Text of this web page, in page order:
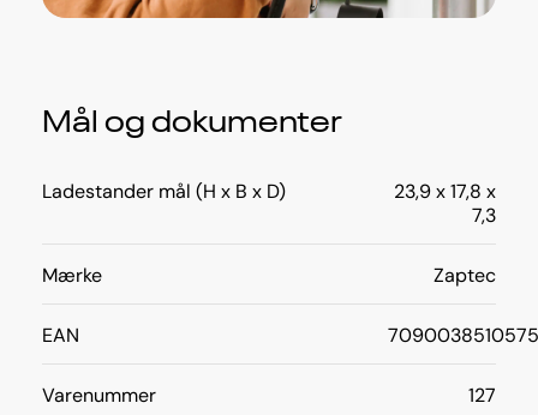
Mål og dokumenter
Ladestander mål (H x B x D)
23,9 x 17,8 x
7,3
Mærke Zaptec
EAN 7090038510575
Varenummer 127